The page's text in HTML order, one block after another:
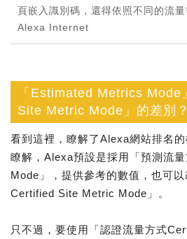
頁嵌入識別碼，還得依照不同的流
Alexa Internet
「Estimated Metrics Mode
Site Metric Mode」的差別？
看到這裡，瞭解了Alexa網站排名
瞭解，Alexa預設是採用「預測流
Mode」，提供參考的數值，也可
Certified Site Metric Mode」。
只不過，要使用「認證流量方式